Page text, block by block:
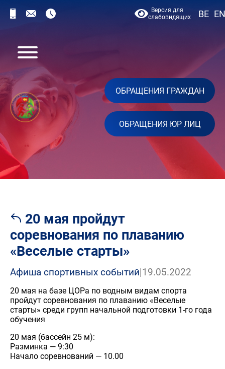
Версия для
слабовидящих
BE EN
ОБРАЩЕНИЯ ГРАЖДАН
ОБРАЩЕНИЯ ЮР ЛИЦ
20 мая пройдут
соревнования по плаванию
«Веселые старты»
Афиша спортивных событий|19.05.2022
20 мая на базе ЦОРа по водным видам спорта
пройдут соревнования по плаванию «Веселые
старты» среди групп начальной подготовки 1-го года
обучения
20 мая (бассейн 25 м):
Разминка — 9:30
Начало соревнований — 10.00